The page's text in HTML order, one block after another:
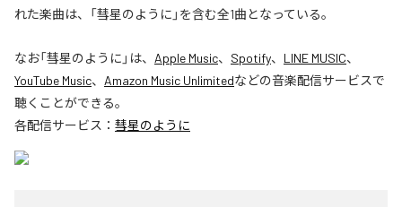
れた楽曲は、「彗星のように」を含む全1曲となっている。
なお「彗星のように 」は、 Apple Music、 Spotify、 LINE MUSIC、
YouTube Music、 Amazon Music Unlimitedなどの音楽配信サービスで
聴くことができる。
各配信サービス： 彗星のように